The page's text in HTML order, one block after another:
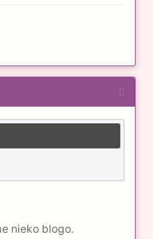
nieko blogo.